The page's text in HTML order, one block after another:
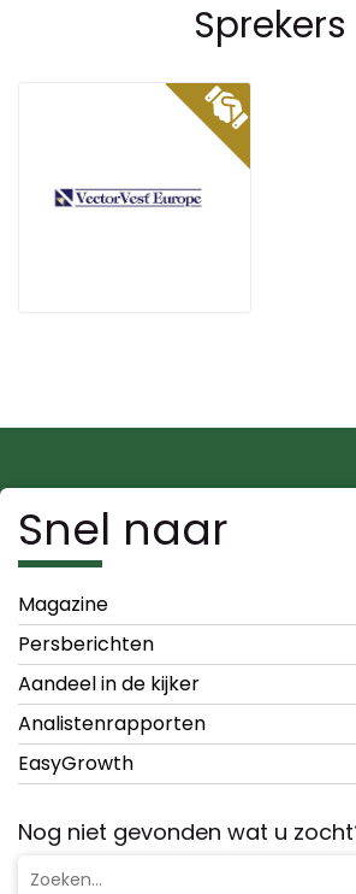
Sprekers
Snel naar
Magazine
Persberichten
Aandeel in de kijker
Analistenrapporten
EasyGrowth
Nog niet gevonden wat u